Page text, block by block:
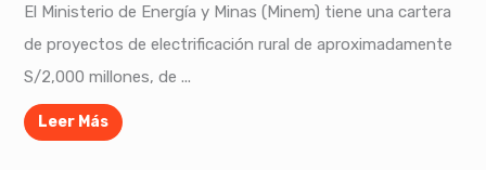
El Ministerio de Energía y Minas (Minem) tiene una cartera
de proyectos de electrificación rural de aproximadamente
S/2,000 millones, de ...
Leer Más